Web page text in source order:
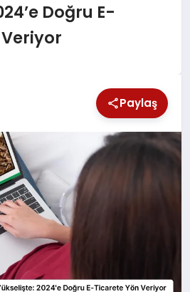
Doğru E-
Paylaş